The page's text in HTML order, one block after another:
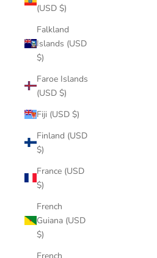
(USD $)
Falkland
Islands (USD
$)
Faroe Islands
(USD $)
Fiji (USD $)
Finland (USD
$)
France (USD
$)
French
Guiana (USD
$)
French